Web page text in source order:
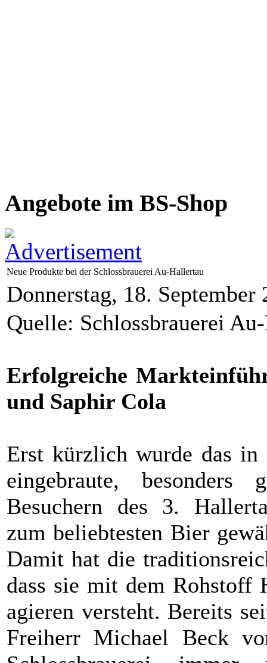
Angebote im BS-Shop
Neue Produkte bei der Schlossbrauerei Au-Hallertau
Donnerstag, 18. September
Quelle: Schlossbrauerei
Erfolgreiche
und Saphir Cola
Erst kürzlich wurde das in
eingebraute,
Besuchern des 3.
zum beliebtesten Bier
Damit hat die
dass sie mit dem Rohstoff
agieren versteht. Bereits
Freiherr Michael Beck